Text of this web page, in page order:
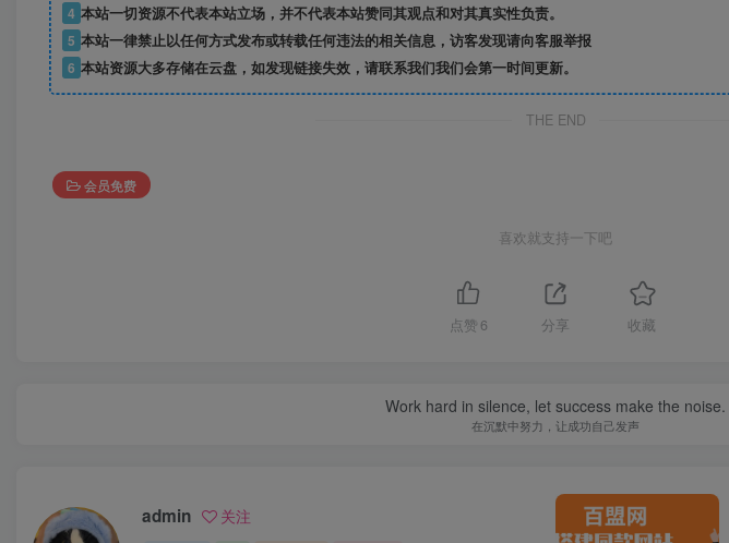
4 本站一切资源不代表本站立场，并不代表本站赞同其观点和对其真实性负责。
5 本站一律禁止以任何方式发布或转载任何违法的相关信息，访客发现请向客服举报
6 本站资源大多存储在云盘，如发现链接失效，请联系我们我们会第一时间更新。
THE END
会员免费
喜欢就支持一下吧
点赞 6 分享 收藏
Work hard in silence, let success make the noise.
在沉默中努力，让成功自己发声
admin 关注